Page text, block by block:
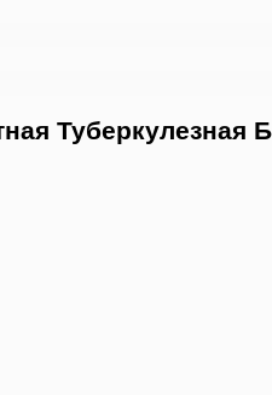
Туберкулезная